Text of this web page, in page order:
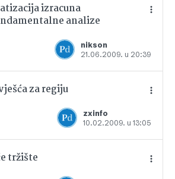
izracuna
analize
nikson
21.06.2009. u 20:39
Dodajte u favorite
za regiju
zxinfo
10.02.2009. u 13:05
Dodajte u favorite
tržište